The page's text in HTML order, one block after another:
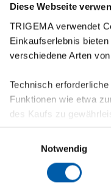
Diese Webseite
TRIGEMA verwendet
Einkaufserlebnis
verschiedene Arten
Technisch
Funktionen wie etwa
des Kaufs zu
Für die Darstellung
sowie für Marketing-,
personenbezogene
Notwendig
auch